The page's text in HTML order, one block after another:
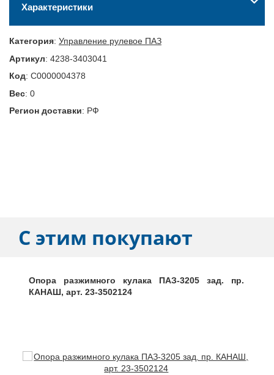
Характеристики
Категория: Управление рулевое ПАЗ
Артикул: 4238-3403041
Код: С0000004378
Вес: 0
Регион доставки: РФ
С этим покупают
Опора разжимного кулака ПАЗ-3205 зад. пр.
КАНАШ, арт. 23-3502124